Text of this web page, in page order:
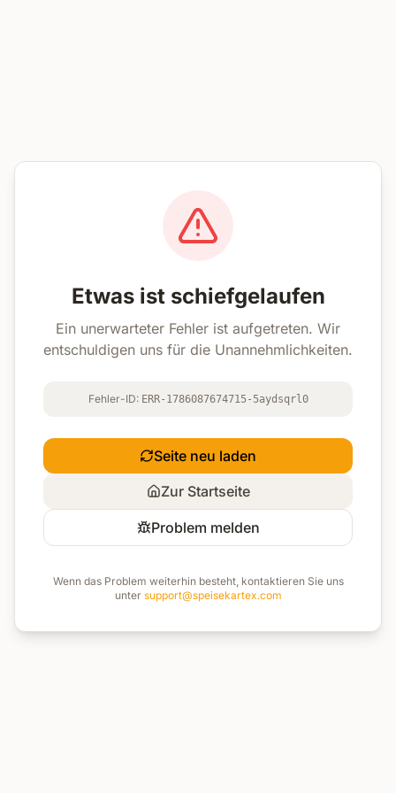
Etwas ist schiefgelaufen
Ein unerwarteter Fehler ist aufgetreten. Wir
entschuldigen uns für die Unannehmlichkeiten.
Fehler-ID: ERR-1786087674715-5aydsqrl0
Seite neu laden
Zur Startseite
Problem melden
Wenn das Problem weiterhin besteht, kontaktieren Sie uns
unter support@speisekartex.com